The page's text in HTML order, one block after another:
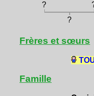
?
?
Frères et sœurs
Famille